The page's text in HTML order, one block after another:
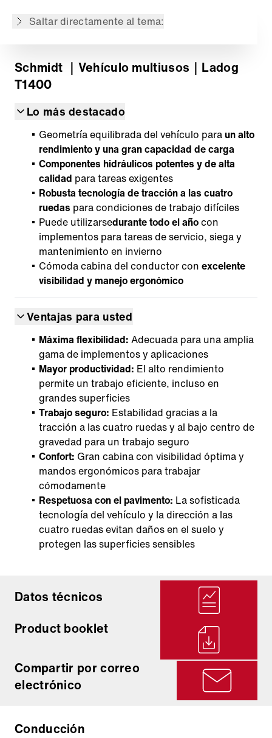
Saltar directamente al tema:
Volver a lista de productos
Schmidt ｜Vehículo multiusos ｜Ladog
T1400
Lo más destacado
Geometría equilibrada del vehículo para un alto
rendimiento y una gran capacidad de carga
Componentes hidráulicos potentes y de alta
calidad para tareas exigentes
Robusta tecnología de tracción a las cuatro
ruedas para condiciones de trabajo difíciles
Puede utilizarsedurante todo el añocon
implementos para tareas de servicio, siega y
mantenimiento en invierno
Cómoda cabina del conductor con excelente
visibilidad y manejo ergonómico
Ventajas para usted
Máxima flexibilidad: Adecuada para una amplia
gama de implementos y aplicaciones
Mayor productividad: El alto rendimiento
permite un trabajo eficiente, incluso en
grandes superficies
Trabajo seguro: Estabilidad gracias a la
tracción a las cuatro ruedas y al bajo centro de
gravedad para un trabajo seguro
Confort: Gran cabina con visibilidad óptima y
mandos ergonómicos para trabajar
cómodamente
Respetuosa con el pavimento: La sofisticada
tecnología del vehículo y la dirección a las
cuatro ruedas evitan daños en el suelo y
protegen las superficies sensibles
Datos técnicos
Product booklet
Compartir por correo
electrónico
Conducción